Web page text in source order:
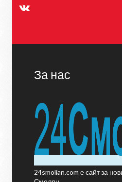
За нас
24smolian.com е сайт за